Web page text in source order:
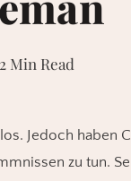
2 Min Read
Jedoch haben
zu tun.